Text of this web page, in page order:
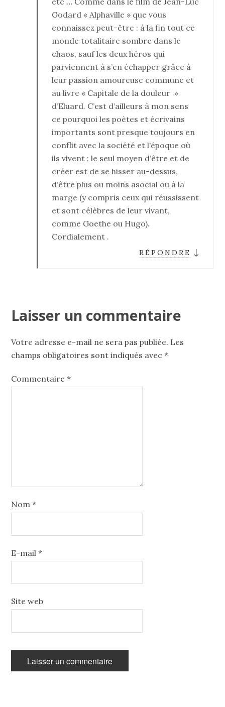
Godard « Alphaville » que vous
connaissez peut-être : à la fin tout ce
monde totalitaire sombre dans le
chaos, sauf les deux héros qui
parviennent à s’en échapper grâce à
leur passion amoureuse commune et
au livre « Capitale de la douleur »
d’Eluard. C’est d’ailleurs à mon sens
ce pourquoi les poètes et écrivains
importants sont presque toujours en
conflit avec la société et l’époque où
ils vivent : le seul moyen d’être et de
créer est de se hisser au-dessus,
d’être plus ou moins asocial ou à la
marge (y compris ceux qui réussissent
et sont célèbres de leur vivant,
comme Goethe ou Hugo).
Cordialement .
RÉPONDRE ↓
Laisser un commentaire
Votre adresse e-mail ne sera pas publiée. Les
champs obligatoires sont indiqués avec*
Commentaire*
Nom*
E-mail*
Site web